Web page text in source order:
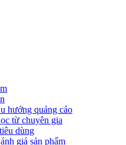
hướng quảng cáo
từ chuyên gia
dùng
giá sản phẩm